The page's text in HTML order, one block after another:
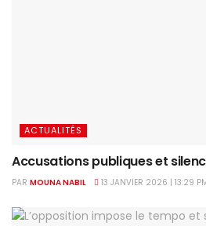
ACTUALITÉS
Accusations publiques et
PAR MOUNA NABIL 13 JANVIER 2026 | 13:29